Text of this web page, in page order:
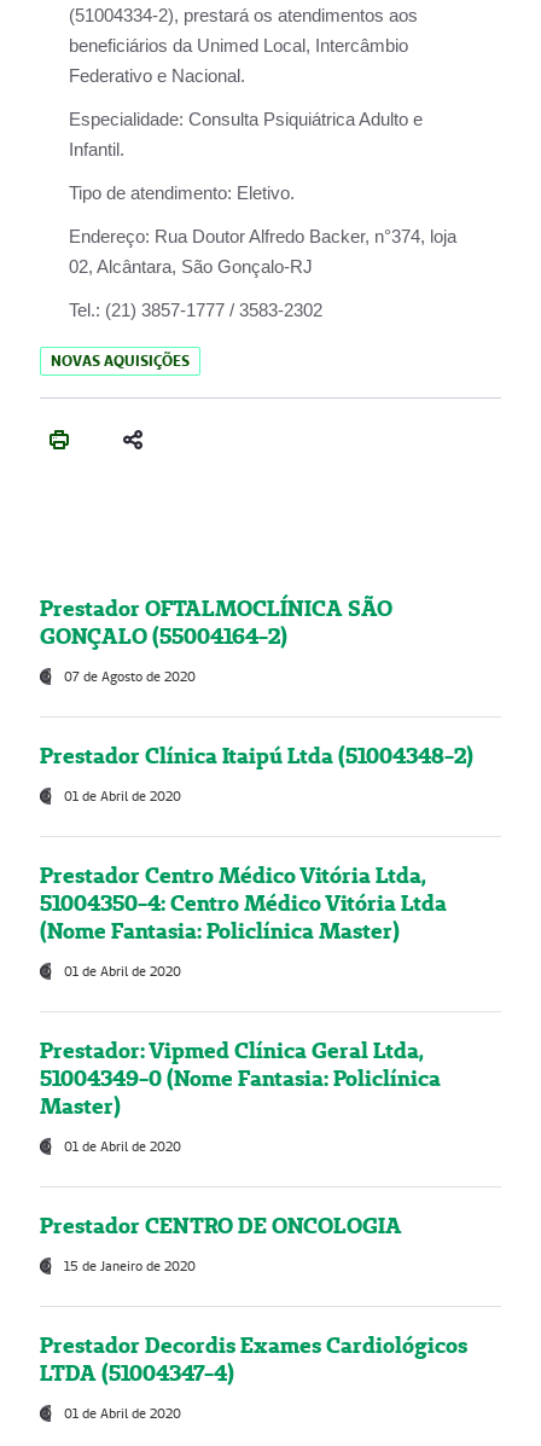
(51004334-2), prestará os atendimentos aos
beneficiários da Unimed Local, Intercâmbio
Federativo e Nacional.
Especialidade: Consulta Psiquiátrica Adulto e
Infantil.
Tipo de atendimento: Eletivo.
Endereço: Rua Doutor Alfredo Backer, n°374, loja
02, Alcântara, São Gonçalo-RJ
Tel.: (21) 3857-1777 / 3583-2302
NOVAS AQUISIÇÕES
Prestador OFTALMOCLÍNICA SÃO
GONÇALO (55004164-2)
07 de Agosto de 2020
Prestador Clínica Itaipú Ltda (51004348-2)
01 de Abril de 2020
Prestador Centro Médico Vitória Ltda,
51004350-4: Centro Médico Vitória Ltda
(Nome Fantasia: Policlínica Master)
01 de Abril de 2020
Prestador: Vipmed Clínica Geral Ltda,
51004349-0 (Nome Fantasia: Policlínica
Master)
01 de Abril de 2020
Prestador CENTRO DE ONCOLOGIA
15 de Janeiro de 2020
Prestador Decordis Exames Cardiológicos
LTDA (51004347-4)
01 de Abril de 2020